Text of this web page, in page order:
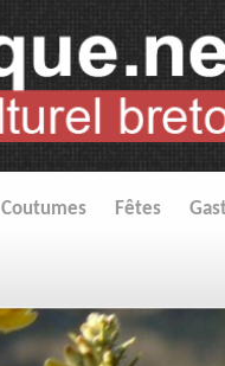
Coutumes Fêtes